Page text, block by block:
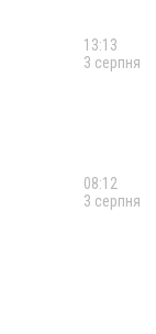
13:13
3 серпня
08:12
3 серпня